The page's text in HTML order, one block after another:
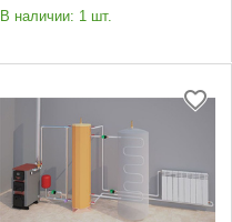
В наличии: 1 шт.